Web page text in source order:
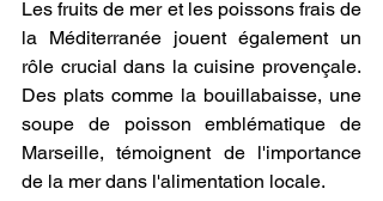
Les fruits de mer et les poissons frais de
la Méditerranée jouent également un
rôle crucial dans la cuisine provençale.
Des plats comme la bouillabaisse, une
soupe de poisson emblématique de
Marseille, témoignent de l'importance
de la mer dans l'alimentation locale.